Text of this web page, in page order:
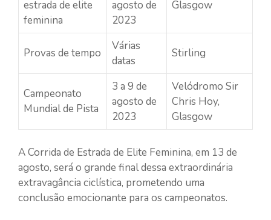
estrada de elite
feminina
agosto de
2023
Glasgow
Provas de tempo
Várias
datas
Stirling
Campeonato
Mundial de Pista
3 a 9 de
agosto de
2023
Velódromo Sir
Chris Hoy,
Glasgow
A Corrida de Estrada de Elite Feminina, em 13 de
agosto, será o grande final dessa extraordinária
extravagância ciclística, prometendo uma
conclusão emocionante para os campeonatos.